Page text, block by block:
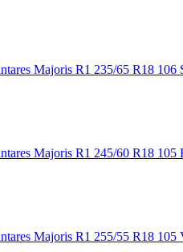
Majoris R1 235/65 R18 106
Majoris R1 245/60 R18 105
Majoris R1 255/55 R18 105